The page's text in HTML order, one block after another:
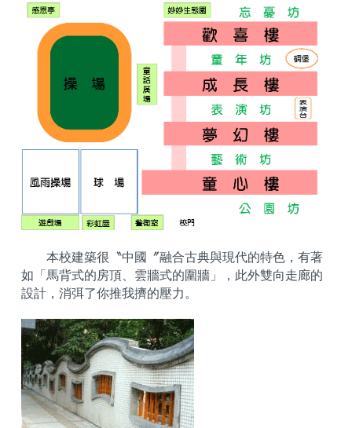
本校建築很〝中國〞融合古典與現代的特色，有著
如「馬背式的房頂、雲牆式的圍牆」，此外雙向走廊的
設計，消弭了你推我擠的壓力。